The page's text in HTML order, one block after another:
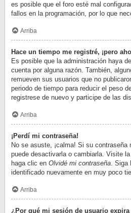
es posible que el foro esté mal
fallos en la programación, por lo que
Arriba
Hace un tiempo me registré, ¡pero
Es posible que la administración haya
cuenta por alguna razón. También,
remueven sus usuarios que no
periodo de tiempo para reducir el peso
registrese de nuevo y participe de las
Arriba
¡Perdí mi contraseña!
No se asuste, ¡calma! Si su contraseña
puede desactivarla o cambiarla. Visite
haga clic en Olvidé mi contraseña. Siga
identificado nuevamente en muy poco
Arriba
¿Por qué mi sesión de usuario